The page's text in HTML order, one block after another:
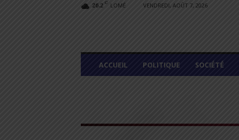
26.2 C LOMÉ VENDREDI, AOÛT 7, 2026
L
M
ACCUEIL POLITIQUE SOCIÉTÉ